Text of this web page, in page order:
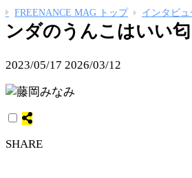
FREENANCE MAG トップ インタビュ
ンダのうんこはいい
2023/05/17 2026/03/12
SHARE